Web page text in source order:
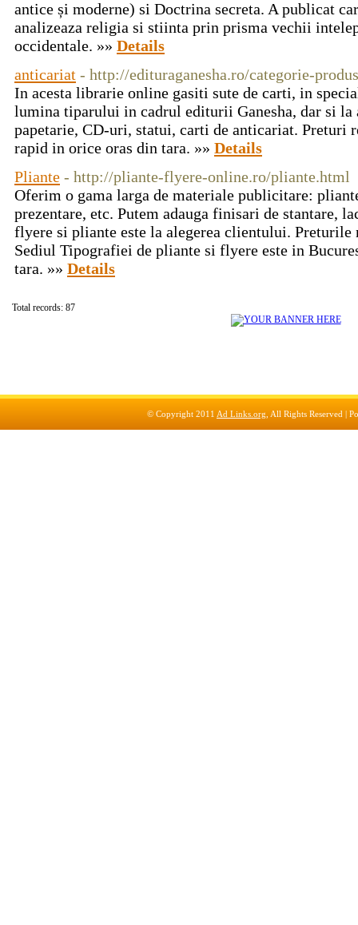
antice și moderne) si Doctrina secreta. A publicat
analizeaza religia si stiinta prin prisma vechii
occidentale. »» Details
anticariat - http://edituraganesha.ro/categorie-
In acesta librarie online gasiti sute de carti, in
lumina tiparului in cadrul editurii Ganesha, dar si
papetarie, CD-uri, statui, carti de anticariat. Preturi
rapid in orice oras din tara. »» Details
Pliante - http://pliante-flyere-online.ro/pliante.html
Oferim o gama larga de materiale publicitare:
prezentare, etc. Putem adauga finisari de stantare,
flyere si pliante este la alegerea clientului.
Sediul Tipografiei de pliante si flyere este in
tara. »» Details
Total records: 87
© Copyright 2011 Ad Links.org , All Rights Reserved |